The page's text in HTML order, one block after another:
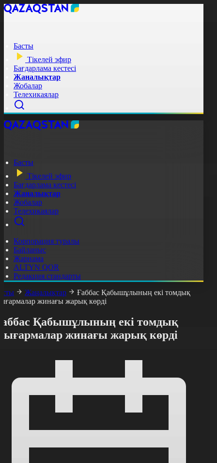
Басты
Тікелей эфир
Бағдарлама кестесі
Жаңалықтар
Жобалар
Телехикаялар
Басты
Тікелей эфир
Бағдарлама кестесі
Жаңалықтар
Жобалар
Телехикаялар
Корпорация туралы
Байланыс
Жарнама
ALTYN QOR
Редакция стандарты
Жаңалықтар
Ғаббас Қабышұлының екі томдық
жинағы жарық көрді
Қабышұлының екі томдық
жинағы жарық көрді